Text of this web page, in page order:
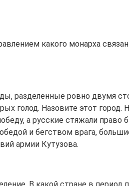
какого монарха
разделенные ровно двумя
голод. Назовите этот
а русские стяжали
и бегством врага,
армии Кутузова.